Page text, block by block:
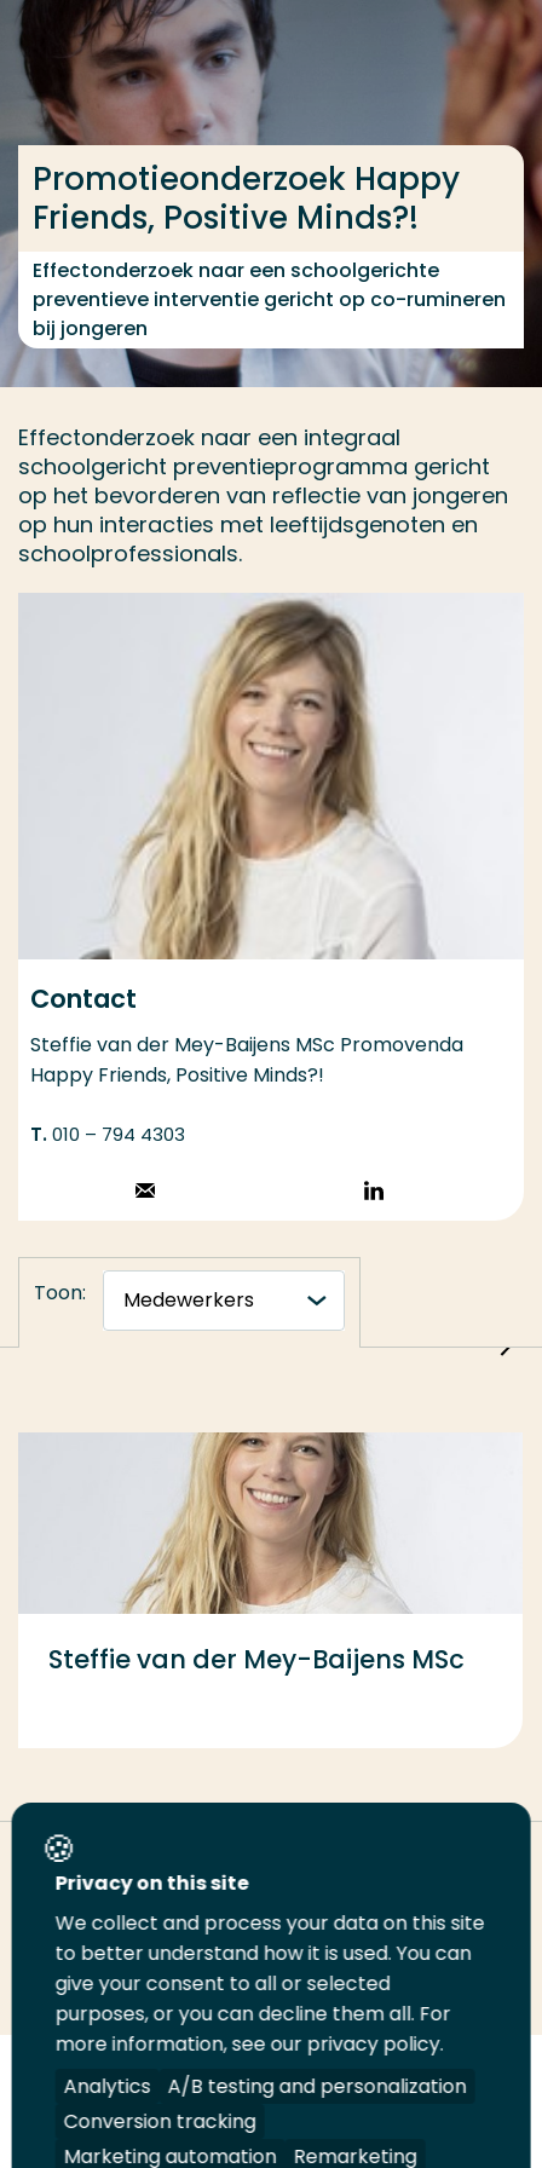
Ga direct naar de content
... > Medewerkers
Promotieonderzoek Happy
Friends, Positive Minds?!
Effectonderzoek naar een schoolgerichte
preventieve interventie gericht op co-rumineren
bij jongeren
Effectonderzoek naar een integraal
schoolgericht preventieprogramma gericht
op het bevorderen van reflectie van jongeren
op hun interacties met leeftijdsgenoten en
schoolprofessionals.
Contact
Steffie van der Mey-Baijens MSc Promovenda
Happy Friends, Positive Minds?!
010 – 794 4303
Stuur een email
Volg op
LinkedIn
Toon:
Steffie van der Mey-Baijens MSc
Deel deze pagina
Deel
LinkedIn
Deel
op
Twitter
Deel
op
Facebook
Email
deze
pagina
Print
deze
pagina
Volg
ons
op
Volg
ons
op
Volg
ons
op
Volg
ons
op
Juridisch Security A-Z Index Contact
Veel gezocht
Opleiding
Contact
Privacy on this site
We collect and process your data on this site
to better understand how it is used. You can
give your consent to all or selected
purposes, or you can decline them all. For
more information, see our privacy policy.
Analytics
A/B testing and personalization
Conversion tracking
Marketing automation
Remarketing